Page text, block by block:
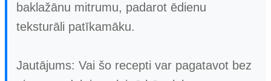
baklažānu mitrumu, padarot ēdienu
teksturāli patīkamāku.
Jautājums: Vai šo recepti var pagatavot bez